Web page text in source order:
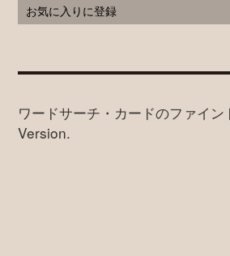
お気に入りに登録
ワードサーチ・カードのファイ
Version.